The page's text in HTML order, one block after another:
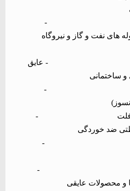
-
های نفت و گاز و نیروگاه
- عایق
و ساختمانی
-
-
ضد خوردگی
-
-
و محصولات عایقی